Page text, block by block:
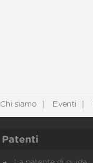
Chi siamo Eventi
Patenti